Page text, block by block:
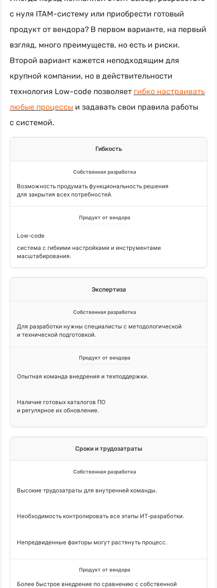
с нуля ITAM-систему или приобрести готовый
продукт от вендора? В первом варианте, на первый
взгляд, много преимуществ, но есть и риски.
Второй вариант кажется неподходящим для
крупной компании, но в действительности
технология Low-code позволяет гибко настраивать
любые процессы и задавать свои правила работы
с системой.
Гибкость
Возможность продумать функциональность решения
для закрытия всех потребностей.
Low-code
система с гибкими настройками и инструментами
масштабирования.
Экспертиза
Для разработки нужны специалисты с методологической
и технической подготовкой.
Опытная команда внедрения и техподдержки.
Наличие готовых каталогов ПО
и регулярное их обновление.
Сроки и трудозатраты
Высокие трудозатраты для внутренней команды.
Необходимость контролировать все этапы ИТ-разработки.
Непредвиденные факторы могут растянуть процесс.
Более быстрое внедрение по сравнению с собственной